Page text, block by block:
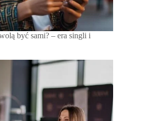
być sami? – era singli i